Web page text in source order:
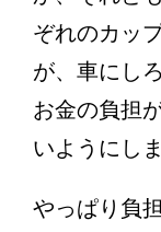
ぞれのカッ
が、車にし
お金の負担
いようにし
やっぱり負